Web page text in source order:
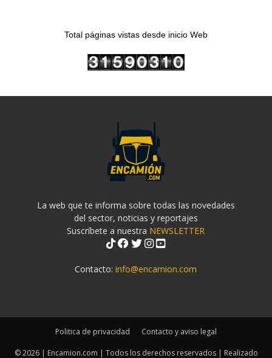
Total páginas vistas desde inicio Web
La web que te informa sobre todas las novedades
del sector, noticias y reportajes
Suscríbete a nuestra NEWSLETTER
Contacto:info@encamion.com
Politica de privacidad Contacto y aviso legal
© 2026 | Encamion.com | Todos los derechos reservados | Realizado